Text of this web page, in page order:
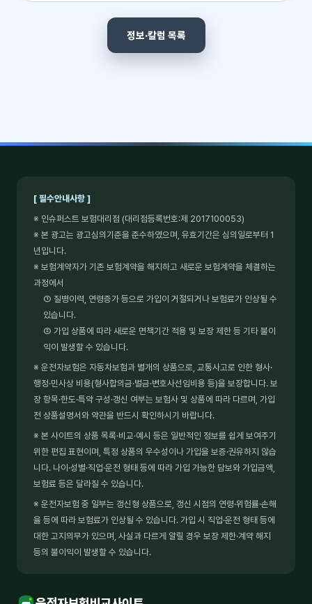
정보·칼럼 목록
[ 필수안내사항 ]
※ 인슈퍼스트 보험대리점 (대리점등록번호:제 2017100053)
※ 본 광고는 광고심의기준을 준수하였으며, 유효기간은 심의일로부터 1
년입니다.
※ 보험계약자가 기존 보험계약을 해지하고 새로운 보험계약을 체결하는
과정에서
① 질병이력, 연령증가 등으로 가입이 거절되거나 보험료가 인상될 수
있습니다.
② 가입 상품에 따라 새로운 면책기간 적용 및 보장 제한 등 기타 불이
익이 발생할 수 있습니다.
※ 운전자보험은 자동차보험과 별개의 상품으로, 교통사고로 인한 형사·
행정·민사상 비용(형사합의금·벌금·변호사선임비용 등)을 보장합니다. 보
장 항목·한도·특약 구성·갱신 여부는 보험사 및 상품에 따라 다르며, 가입
전 상품설명서와 약관을 반드시 확인하시기 바랍니다.
※ 본 사이트의 상품 목록·비교·예시 등은 일반적인 정보를 쉽게 보여주기
위한 편집 표현이며, 특정 상품의 우수성이나 가입을 보증·권유하지 않습
니다. 나이·성별·직업·운전 형태 등에 따라 가입 가능한 담보와 가입금액,
보험료 등은 달라질 수 있습니다.
※ 운전자보험 중 일부는 갱신형 상품으로, 갱신 시점의 연령·위험률·손해
율 등에 따라 보험료가 인상될 수 있습니다. 가입 시 직업·운전 형태 등에
대한 고지의무가 있으며, 사실과 다르게 알릴 경우 보장 제한·계약 해지
등의 불이익이 발생할 수 있습니다.